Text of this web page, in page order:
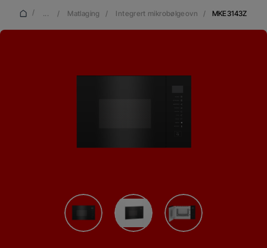
/ ... / Matlaging / Integrert mikrobølgeovn / MKE3143Z